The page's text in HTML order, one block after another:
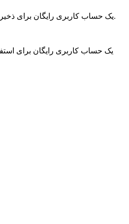
یک حساب کاربری رایگان برای ذخیره آیتم‌های محبوب ایجاد کنید.
یک حساب کاربری رایگان برای